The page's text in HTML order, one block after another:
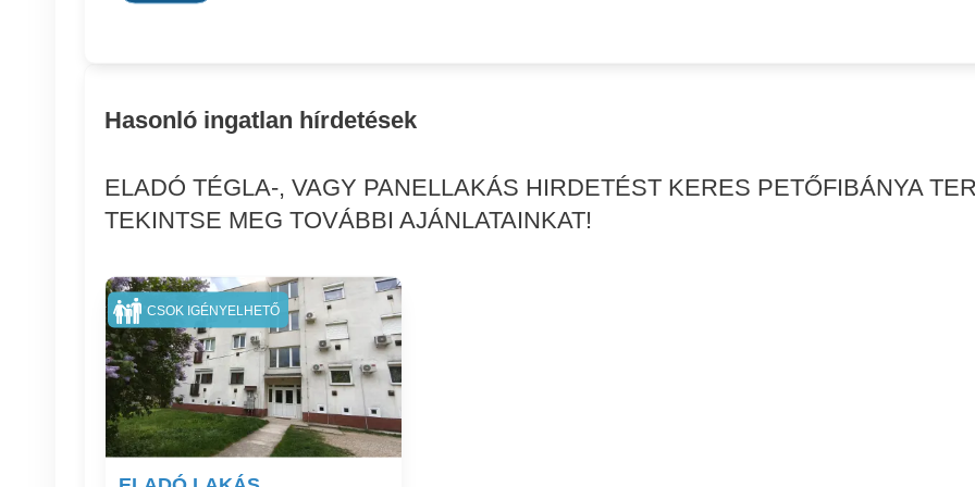
Hasonló ingatlan hírdetések
ELADÓ TÉGLA-, VAGY PANELLAKÁS HIRDETÉST KERES PETŐFIBÁNYA
TEKINTSE MEG TOVÁBBI AJÁNLATAINKAT!
CSOK IGÉNYELHETŐ